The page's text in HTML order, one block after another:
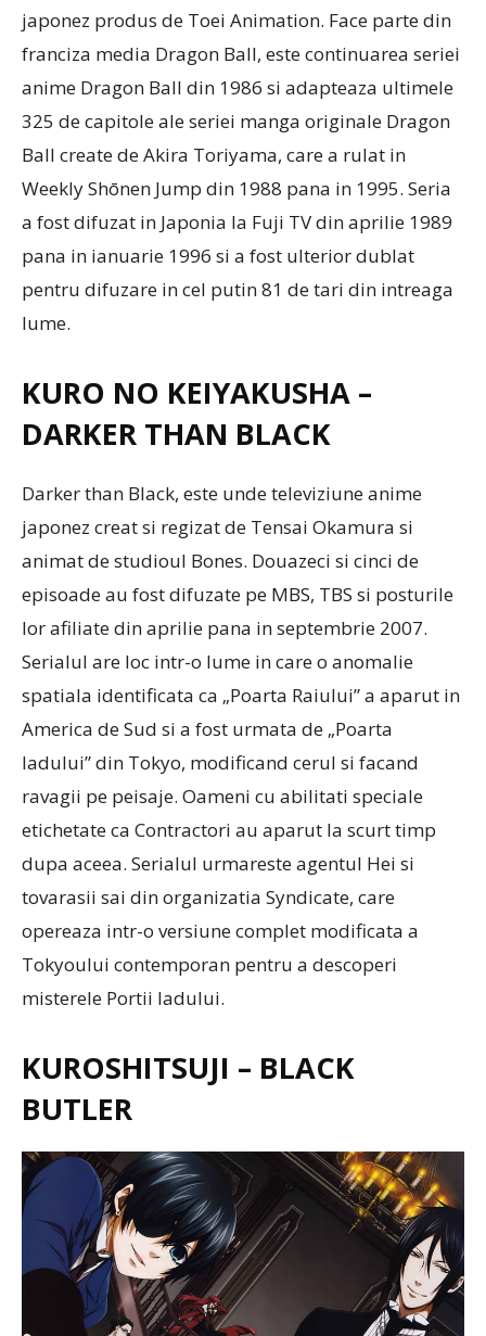
japonez produs de Toei Animation. Face parte din
franciza media Dragon Ball, este continuarea seriei
anime Dragon Ball din 1986 si adapteaza ultimele
325 de capitole ale seriei manga originale Dragon
Ball create de Akira Toriyama, care a rulat in
Weekly Shōnen Jump din 1988 pana in 1995. Seria
a fost difuzat in Japonia la Fuji TV din aprilie 1989
pana in ianuarie 1996 si a fost ulterior dublat
pentru difuzare in cel putin 81 de tari din intreaga
lume.
KURO NO KEIYAKUSHA –
DARKER THAN BLACK
Darker than Black, este unde televiziune anime
japonez creat si regizat de Tensai Okamura si
animat de studioul Bones. Douazeci si cinci de
episoade au fost difuzate pe MBS, TBS si posturile
lor afiliate din aprilie pana in septembrie 2007.
Serialul are loc intr-o lume in care o anomalie
spatiala identificata ca „Poarta Raiului” a aparut in
America de Sud si a fost urmata de „Poarta
Iadului” din Tokyo, modificand cerul si facand
ravagii pe peisaje. Oameni cu abilitati speciale
etichetate ca Contractori au aparut la scurt timp
dupa aceea. Serialul urmareste agentul Hei si
tovarasii sai din organizatia Syndicate, care
opereaza intr-o versiune complet modificata a
Tokyoului contemporan pentru a descoperi
misterele Portii Iadului.
KUROSHITSUJI – BLACK
BUTLER